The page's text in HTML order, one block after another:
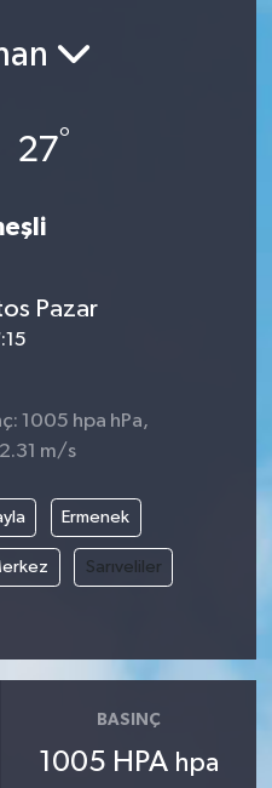
27°
Pazar
1005 hpa hPa,
m/s
Ermenek
Sarıveliler
BASINÇ
1005 HPA hpa